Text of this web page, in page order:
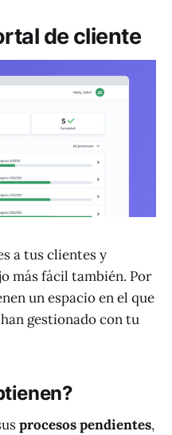
de cliente
a tus clientes y
más fácil también. Por
un espacio en el que
gestionado con tu
procesos pendientes,